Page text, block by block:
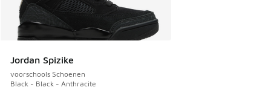
Jordan Spizike
voorschools Schoenen
Black - Black - Anthracite